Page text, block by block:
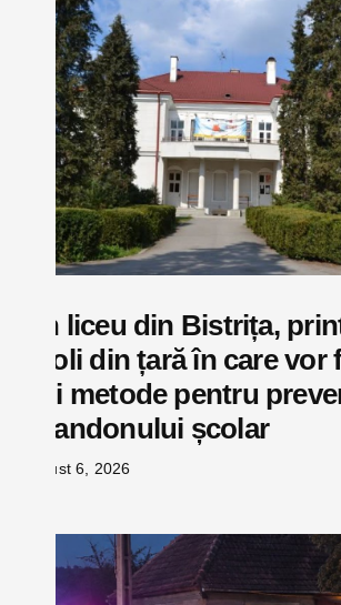
Un liceu din Bistrița,
școli din țară în care vor
noi metode pentru
abandonului școlar
august 6, 2026